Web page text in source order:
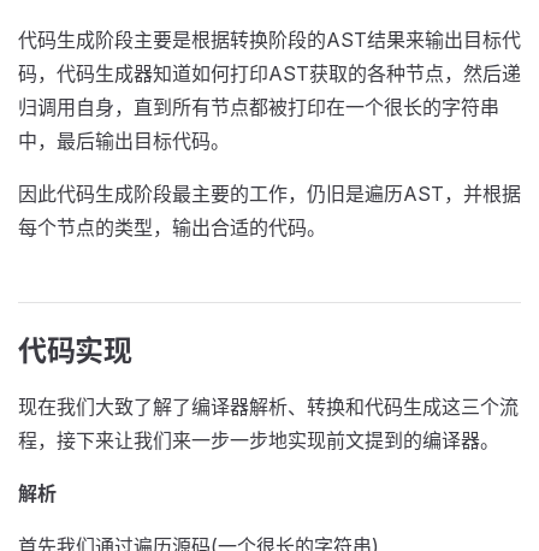
代码生成阶段主要是根据转换阶段的AST结果来输出目标代
码，代码生成器知道如何打印AST获取的各种节点，然后递
归调用自身，直到所有节点都被打印在一个很长的字符串
中，最后输出目标代码。
因此代码生成阶段最主要的工作，仍旧是遍历AST，并根据
每个节点的类型，输出合适的代码。
代码实现
现在我们大致了解了编译器解析、转换和代码生成这三个流
程，接下来让我们来一步一步地实现前文提到的编译器。
解析
首先我们通过遍历源码(一个很长的字符串)